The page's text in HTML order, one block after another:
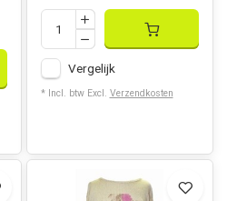
Vergelijk
* Incl. btw Excl. Verzendkosten